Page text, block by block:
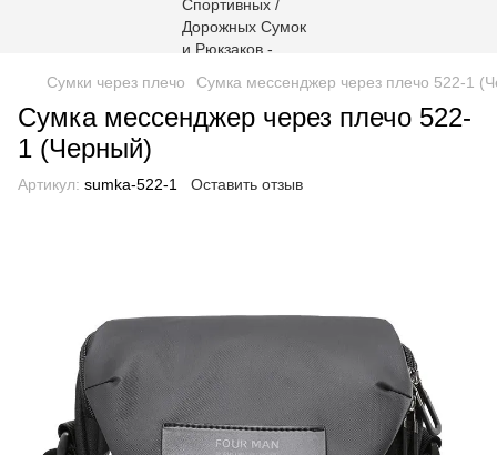
Сумки через плечо Сумка мессенджер через плечо 522-1
Сумка мессенджер через плечо 522-
1 (Черный)
Артикул: sumka-522-1 Оставить отзыв